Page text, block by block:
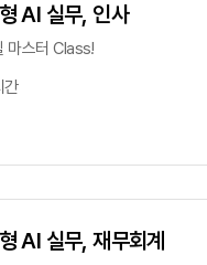
AI 실무, 인사
마스터 Class!
AI 실무, 재무회계